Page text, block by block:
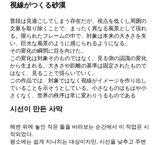
視線がつくる砂漠
普段は見過ごしてしまう存在だが、視点を低くし周囲の
文脈を取り除くことで、まったく異なる風景として現れ
る。限られたフレームの中で、対象は本来の大きさを失
い、巨大な風景のように感じられるようになる。
その変化の瞬間に目を向けた。
この変化は対象そのものではなく、見る側の認識の変化
から生まれる。大きさや距離の基準は固定されたもので
はなく、見ることで揺らいでいく。
この作品では、対象ではなく視線がイメージを作り出し
ていることを示そうとしている。小さなものはもはや小
さくなく、世界の秩序は常に変わりうるものである
시선이 만든 사막
해변 위에 놓인 작은 돌을 바라보는 순간에서 이 작업은 시
작되었다.
평소에는 쉽게 지나치는 대상이지만, 시선을 낮추고 주변